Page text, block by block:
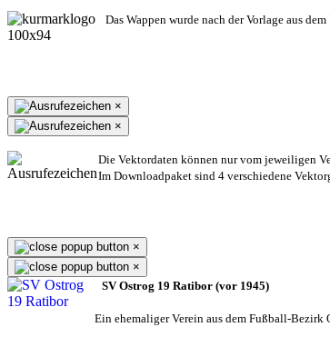
Das Wappen wurde nach der Vorlage aus
×
×
Die Vektordaten können nur vom jeweiligen
Im Downloadpaket sind 4 verschiedene
×
×
SV Ostrog 19 Ratibor (vor 1945)
Ein ehemaliger Verein aus dem Fußball-Bezirk